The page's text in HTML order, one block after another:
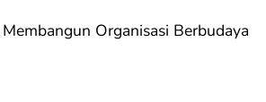
Organisasi Berbudaya